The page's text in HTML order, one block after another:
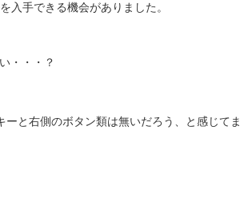
入手できる機会がありました。
・・・？
と右側のボタン類は無いだろう、と感じてま